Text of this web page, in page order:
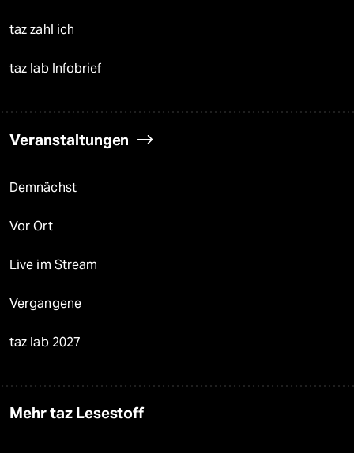
taz zahl ich
taz lab Infobrief
Veranstaltungen
Demnächst
Vor Ort
Live im Stream
Vergangene
taz lab 2027
Mehr taz Lesestoff